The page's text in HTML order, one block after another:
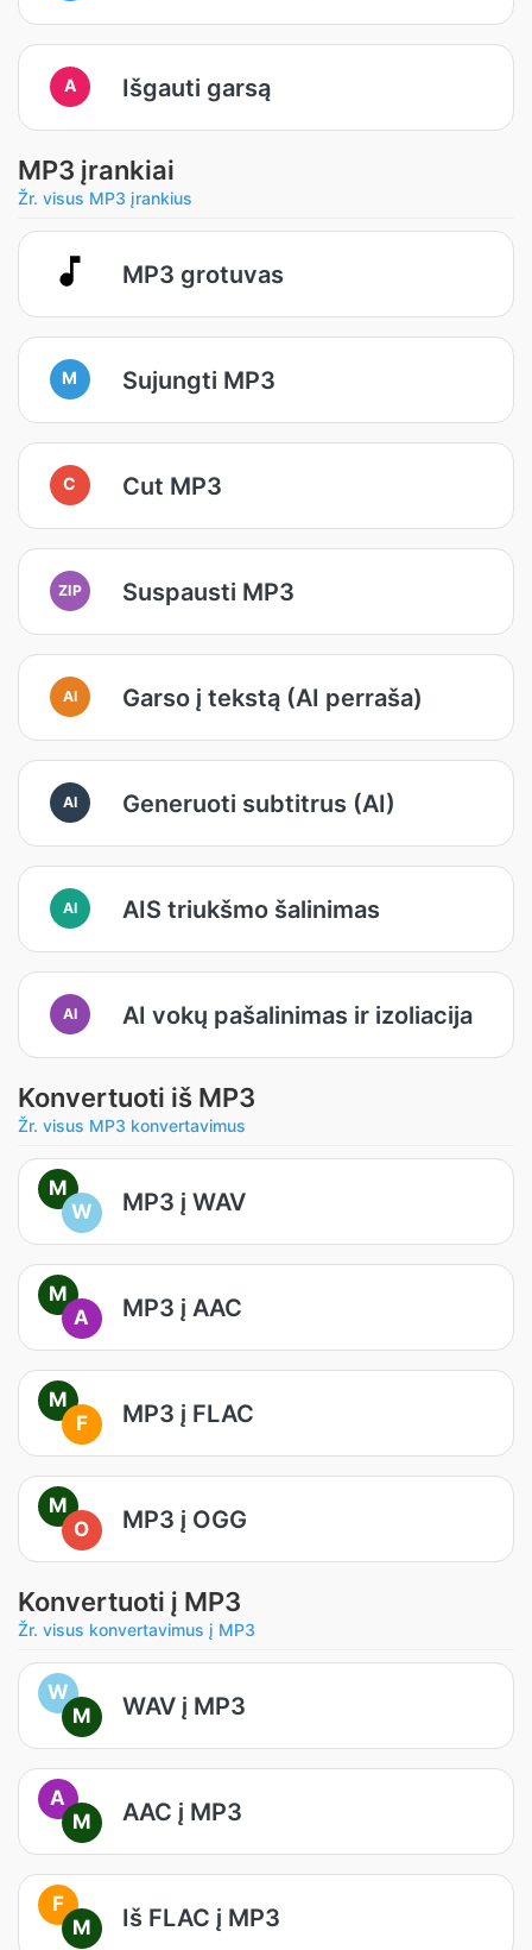
A Išgauti garsą
MP3 įrankiai
Žr. visus MP3 įrankius
MP3 grotuvas
M Sujungti MP3
C Cut MP3
ZIP Suspausti MP3
AI Garso į tekstą (AI perraša)
AI Generuoti subtitrus (AI)
AI AIS triukšmo šalinimas
AI AI vokų pašalinimas ir izoliacija
Konvertuoti iš MP3
Žr. visus MP3 konvertavimus
M
W
MP3 į WAV
M
A
MP3 į AAC
M
F
MP3 į FLAC
M
O
MP3 į OGG
Konvertuoti į MP3
Žr. visus konvertavimus į MP3
W
M
WAV į MP3
A
M
AAC į MP3
F
M
Iš FLAC į MP3